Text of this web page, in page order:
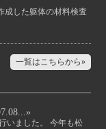
成した躯体の材料検査
一覧はこちらから»
いました。 今年も松